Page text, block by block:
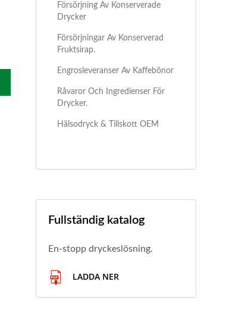
Försörjning Av Konserverade
Drycker
Försörjningar Av Konserverad
Fruktsirap.
Engrosleveranser Av Kaffebönor
Råvaror Och Ingredienser För
Drycker.
Hälsodryck & Tillskott OEM
Fullständig katalog
En-stopp dryckeslösning.
LADDA NER